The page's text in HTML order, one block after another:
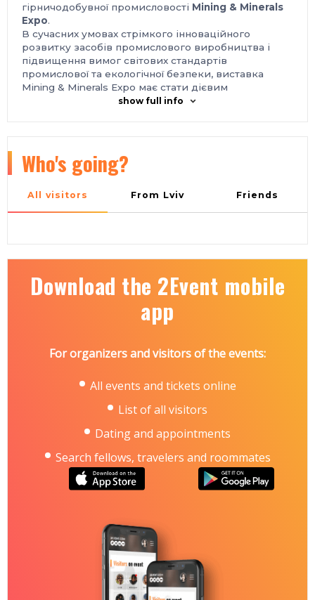
гірничодобувної промисловості Mining & Minerals
Expo.
В сучасних умовах стрімкого інноваційного
розвитку засобів промислового виробництва і
підвищення вимог світових стандартів
промислової та екологічної безпеки, виставка
Mining & Minerals Expo має стати дієвим
маркетинговим інструментом технологічного і
підвищенню якості продукції.
Іншим важливим завданням виставки
потенціалу українських підприємств, що
Місце проведення:
Броварський проспект, 15, станція метро
https://www.iec-expo.com.ua/mining-2026.html
show full info
Who's going?
All visitors From Lviv Friends
Download the 2Event mobile
app
For organizers and visitors of the events:
All events and tickets online
List of all visitors
Dating and appointments
Search fellows, travelers and roommates